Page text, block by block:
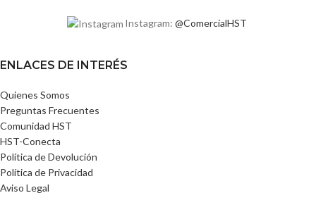
Instagram: @ComercialHST
ENLACES DE INTERÉS
Quienes Somos
Preguntas Frecuentes
Comunidad HST
HST-Conecta
Política de Devolución
Política de Privacidad
Aviso Legal